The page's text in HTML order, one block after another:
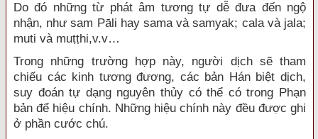
Do đó những từ phát âm tương tự dễ đưa đến ngộ
nhận, như sam Pāli hay sama và samyak; cala và jala;
muti và muṭṭhi,v.v…
Trong những trường hợp này, người dịch sẽ tham
chiếu các kinh tương đương, các bản Hán biệt dịch,
suy đoán tự dạng nguyên thủy có thể có trong Phạn
bản để hiệu chính. Những hiệu chính này đều được ghi
ở phần cước chú.